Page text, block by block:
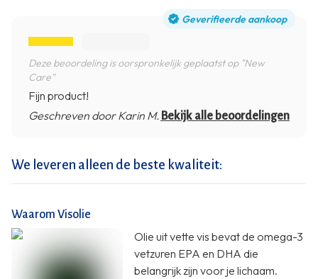
Geverifieerde aankoop
Deze beoordeling is oorspronkelijk geplaatst op "New
Care"
Fijn product!
Geschreven door Karin M. Bekijk alle beoordelingen
We leveren alleen de beste kwaliteit:
Waarom Visolie
Olie uit vette vis bevat de omega-3
vetzuren EPA en DHA die
belangrijk zijn voor je lichaam.